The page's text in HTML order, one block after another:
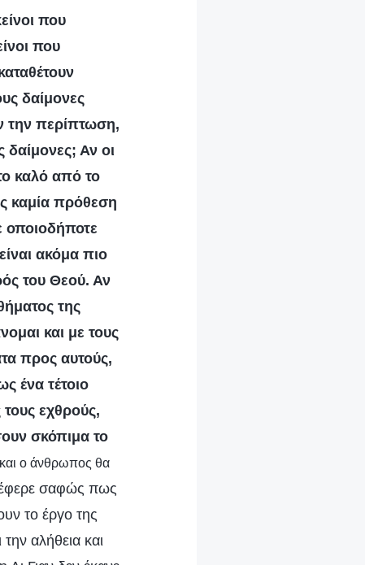
που
που
δαίμονες
την περίπτωση,
δαίμονες; Αν οι
καλό από το
καμία πρόθεση
οποιοδήποτε
ακόμα πιο
του Θεού. Αν
της
και με τους
προς αυτούς,
ένα τέτοιο
εχθρούς,
σκόπιμα το
ο άνθρωπος θα
σαφώς πως
το έργο της
αλήθεια και